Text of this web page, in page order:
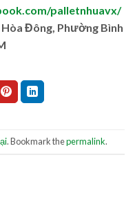
palletnhuavx/
Đông, Phường Bình
. Bookmark thepermalink.